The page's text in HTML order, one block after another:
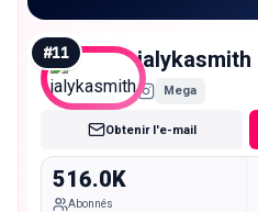
#11 jalykasmith
Mega
Obtenir l'e-mail
516.0K
Abonnés